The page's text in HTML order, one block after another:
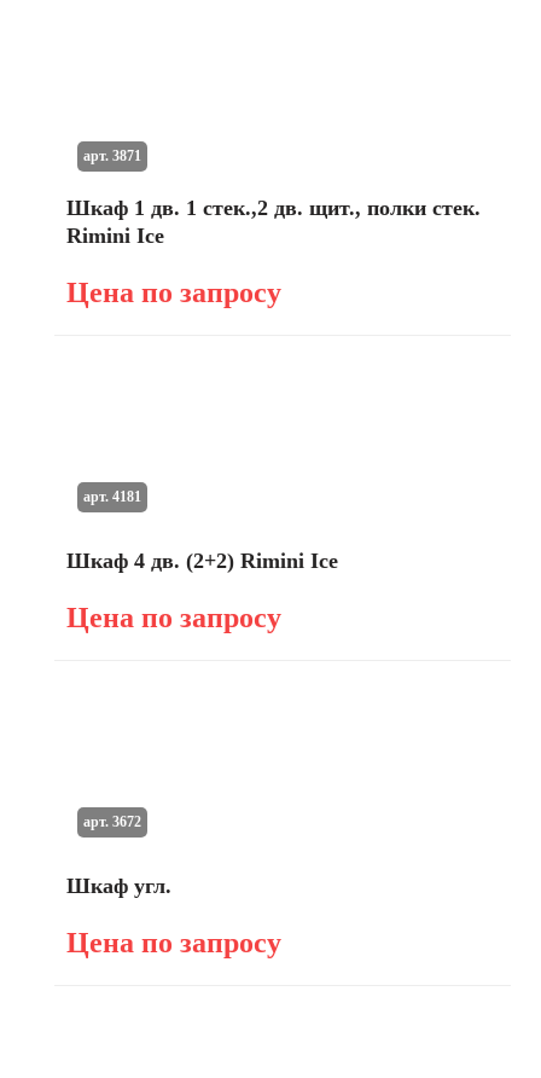
Шкаф 1 дв. 1 стек.,2 дв. щит., полки стек.
Rimini Ice
Цена по запросу
арт. 3871
Шкаф 4 дв. (2+2) Rimini Ice
Цена по запросу
арт. 4181
Шкаф угл.
Цена по запросу
арт. 3672